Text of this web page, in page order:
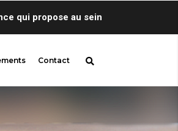
propose au sein de Centre de
Contact